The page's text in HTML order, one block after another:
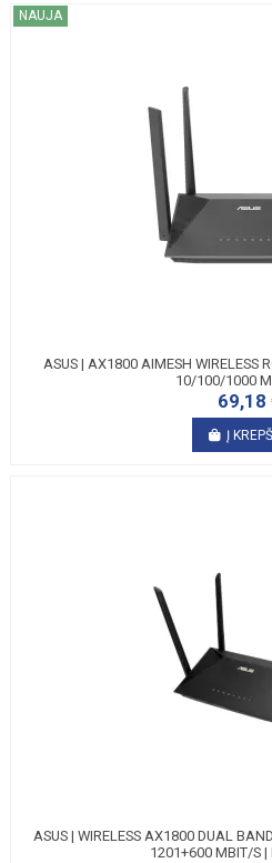
NAUJA
ASUS | AX1800 AIMESH WIRELESS
10/100/1000
69,18
Į
ASUS | WIRELESS AX1800 DUAL
1201+600 MBIT/S |